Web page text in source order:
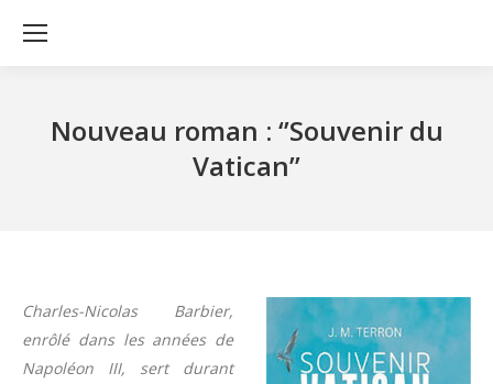
Nouveau roman : ‘’Souvenir du
Vatican’’
Charles-Nicolas Barbier,
enrôlé dans les années de
Napoléon III, sert durant